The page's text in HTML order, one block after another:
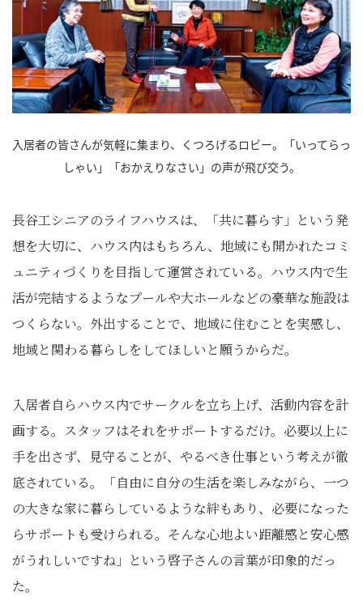
入居者の皆さんが気軽に集まり、くつろげるロビー。「いってらっ
しゃい」「おかえりなさい」の声が飛び交う。
長谷工シニアのライフハウスは、「共に暮らす」という発
想を大切に、ハウス内はもちろん、地域にも開かれたコミ
ュニティづくりを目指して運営されている。ハウス内で生
活が完結するようなプールや大ホールなどの豪華な施設は
つくらない。外出することで、地域に住むことを実感し、
地域と関わる暮らしをしてほしいと願うからだ。
入居者自らハウス内でサークルを立ち上げ、活動内容を計
画する。スタッフはそれをサポートするだけ。必要以上に
手を出さず、見守ることが、やるべき仕事という考えが徹
底されている。「自由に自分の生活を楽しみながら、一つ
の大きな家に暮らしているような絆もあり、必要になった
らサポートも受けられる。そんな心地よい距離感と安心感
がうれしいですね」という啓子さんの言葉が印象的だっ
た。